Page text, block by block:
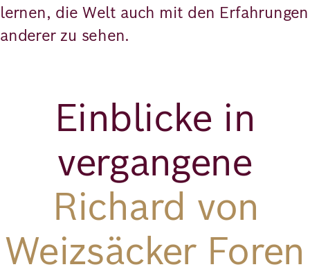
lernen, die Welt auch mit den Erfahrungen
anderer zu sehen.
Einblicke in
vergangene
Richard von
Weizsäcker Foren